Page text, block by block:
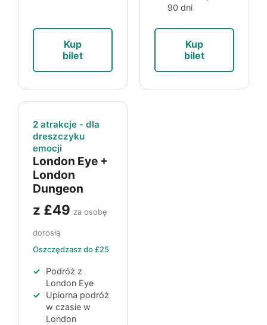
Kup
bilet
90 dni
Kup
bilet
2 atrakcje - dla
dreszczyku
emocji
London Eye +
London
Dungeon
z £49 za osobę
dorosłą
Oszczędzasz do£25
Podróż z
London Eye
Upiorna podróż
w czasie w
London